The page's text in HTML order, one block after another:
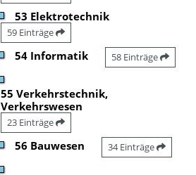
53 Elektrotechnik
59 Einträge
54 Informatik 58 Einträge
55 Verkehrstechnik,
Verkehrswesen
23 Einträge
56 Bauwesen 34 Einträge